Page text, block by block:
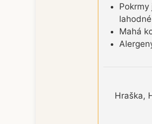
Mahá
Hraška,